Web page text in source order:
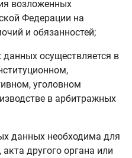
возложенных
Федерации на
и обязанностей;
осуществляется в
уголовном
в арбитражных
данных необходима для
другого органа или